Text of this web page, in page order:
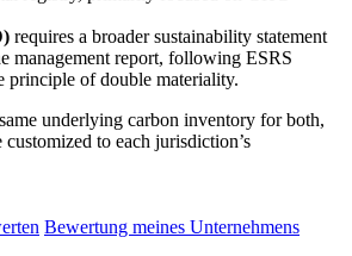
requires a broader sustainability statement
management report, following ESRS
principle of double materiality.
underlying carbon inventory for both,
to each jurisdiction’s
Bewertung meines Unternehmens